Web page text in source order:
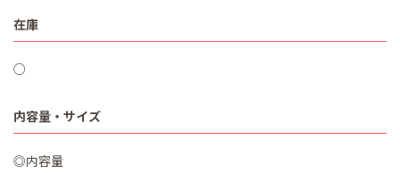
在庫
○
内容量・サイズ
◎内容量